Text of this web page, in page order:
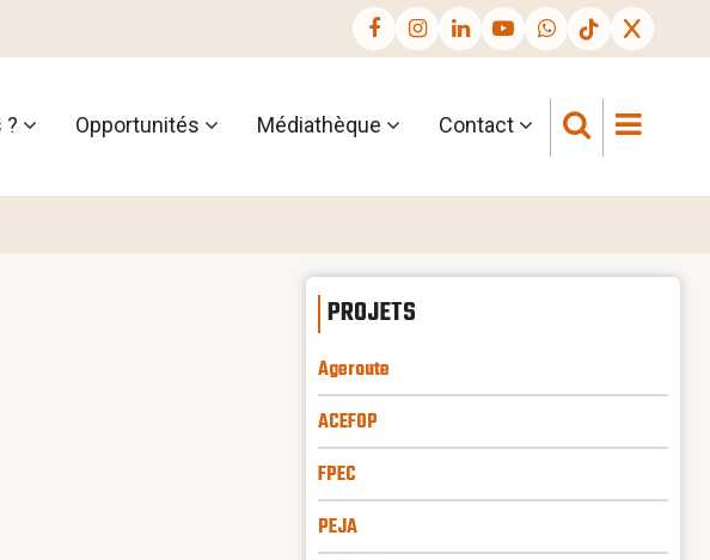
? Opportunités Médiathèque Contact
PROJETS
Ageroute
ACEFOP
FPEC
PEJA